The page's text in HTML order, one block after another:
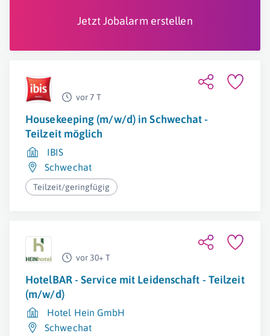
Jetzt Jobalarm erstellen
vor 7 T
Housekeeping (m/w/d) in Schwechat -
Teilzeit möglich
IBIS
Schwechat
Teilzeit/geringfügig
vor 30+ T
HotelBAR - Service mit Leidenschaft - Teilzeit
(m/w/d)
Hotel Hein GmbH
Schwechat